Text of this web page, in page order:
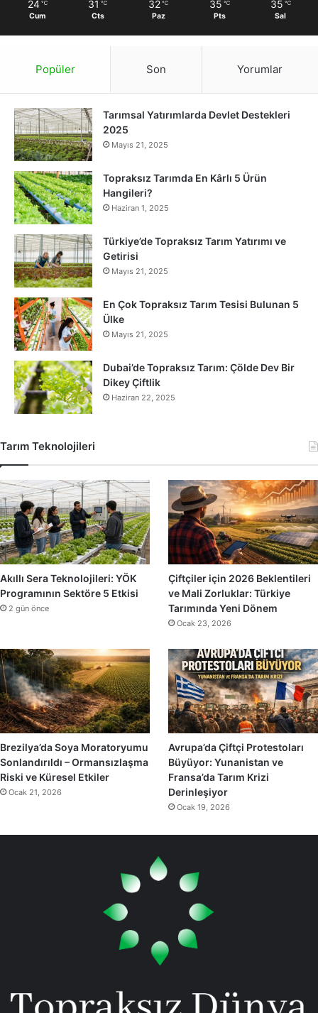
24 ℃
Cum
31 ℃
Cts
32 ℃
Paz
35 ℃
Pts
35 ℃
Sal
Popüler Son Yorumlar
Tarımsal Yatırımlarda Devlet Destekleri
2025
Mayıs 21, 2025
Topraksız Tarımda En Kârlı 5 Ürün
Hangileri?
Haziran 1, 2025
Türkiye’de Topraksız Tarım Yatırımı ve
Getirisi
Mayıs 21, 2025
En Çok Topraksız Tarım Tesisi Bulunan 5
Ülke
Mayıs 21, 2025
Dubai’de Topraksız Tarım: Çölde Dev Bir
Dikey Çiftlik
Haziran 22, 2025
Tarım Teknolojileri
Akıllı Sera Teknolojileri: YÖK
Programının Sektöre 5 Etkisi
2 gün önce
Çiftçiler için 2026 Beklentileri
ve Mali Zorluklar: Türkiye
Tarımında Yeni Dönem
Ocak 23, 2026
Brezilya’da Soya Moratoryumu
Sonlandırıldı – Ormansızlaşma
Riski ve Küresel Etkiler
Ocak 21, 2026
Avrupa’da Çiftçi Protestoları
Büyüyor: Yunanistan ve
Fransa’da Tarım Krizi
Derinleşiyor
Ocak 19, 2026